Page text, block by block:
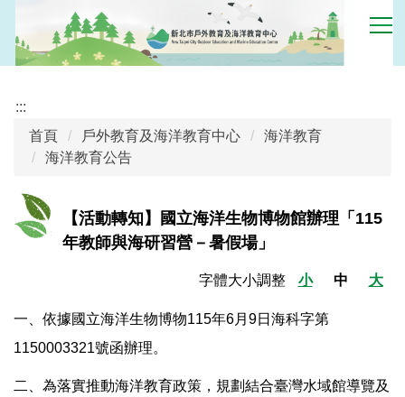
到
主
內
:::
首頁
戶外教育及海洋教育中心
海洋教育
海洋教育公告
【活動轉知】國立海洋生物博物館辦理「115
年教師與海研習營－暑假場」
字體大小調整 小 中 大
一、依據國立海洋生物博物115年6月9日海科字第
1150003321號函辦理。
二、為落實推動海洋教育政策，規劃結合臺灣水域館導覽及